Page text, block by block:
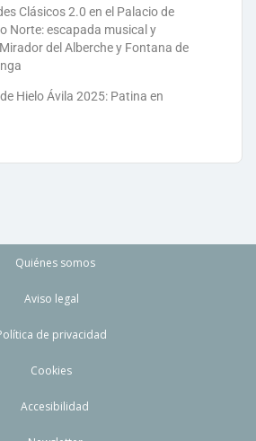
Clásicos 2.0 en el Palacio de
Norte: escapada musical y
del Alberche y Fontana de
Hielo Ávila 2025: Patina en
Quiénes somos
Aviso legal
de privacidad
Cookies
Accesibilidad